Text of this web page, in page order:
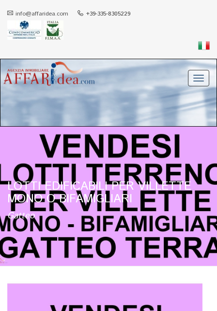
info@affaridea.com +39-335-8305229
LOTTI EDIFICABILI PER VILLETTE
MONO O BIFAMIGLIARI
Gatteo